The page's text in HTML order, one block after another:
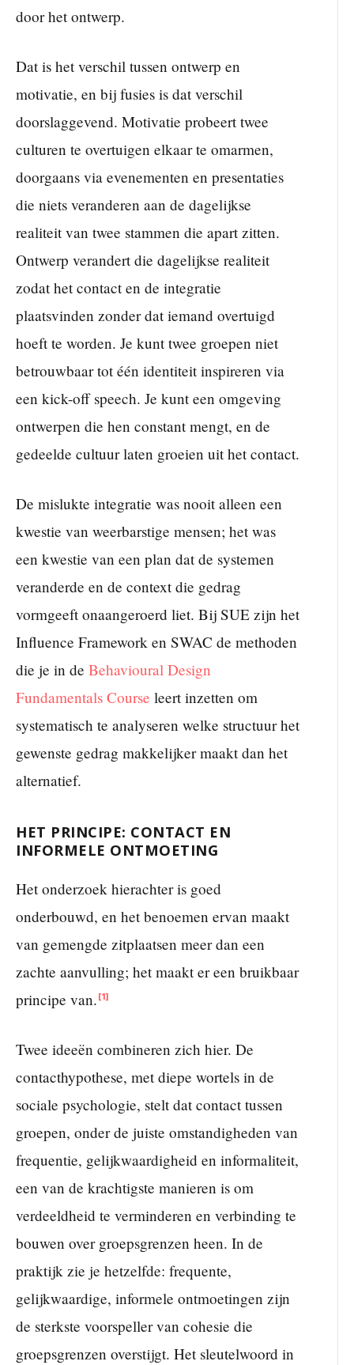
door het ontwerp.
Dat is het verschil tussen ontwerp en
motivatie, en bij fusies is dat verschil
doorslaggevend. Motivatie probeert twee
culturen te overtuigen elkaar te omarmen,
doorgaans via evenementen en presentaties
die niets veranderen aan de dagelijkse
realiteit van twee stammen die apart zitten.
Ontwerp verandert die dagelijkse realiteit
zodat het contact en de integratie
plaatsvinden zonder dat iemand overtuigd
hoeft te worden. Je kunt twee groepen niet
betrouwbaar tot één identiteit inspireren via
een kick-off speech. Je kunt een omgeving
ontwerpen die hen constant mengt, en de
gedeelde cultuur laten groeien uit het contact.
De mislukte integratie was nooit alleen een
kwestie van weerbarstige mensen; het was
een kwestie van een plan dat de systemen
veranderde en de context die gedrag
vormgeeft onaangeroerd liet. Bij SUE zijn het
Influence Framework en SWAC de methoden
die je in de Behavioural Design
Fundamentals Course leert inzetten om
systematisch te analyseren welke structuur het
gewenste gedrag makkelijker maakt dan het
alternatief.
HET PRINCIPE: CONTACT EN
INFORMELE ONTMOETING
Het onderzoek hierachter is goed
onderbouwd, en het benoemen ervan maakt
van gemengde zitplaatsen meer dan een
zachte aanvulling; het maakt er een bruikbaar
principe van. [1]
Twee ideeën combineren zich hier. De
contacthypothese, met diepe wortels in de
sociale psychologie, stelt dat contact tussen
groepen, onder de juiste omstandigheden van
frequentie, gelijkwaardigheid en informaliteit,
een van de krachtigste manieren is om
verdeeldheid te verminderen en verbinding te
bouwen over groepsgrenzen heen. In de
praktijk zie je hetzelfde: frequente,
gelijkwaardige, informele ontmoetingen zijn
de sterkste voorspeller van cohesie die
groepsgrenzen overstijgt. Het sleutelwoord in